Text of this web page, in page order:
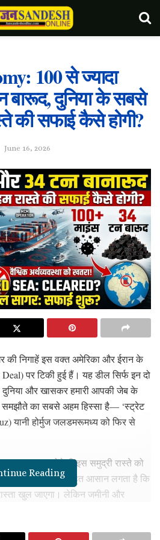
100 से ज्यादा
बारूद, दुनिया के सबसे
की सफाई कैसे होगी?
June 16, 2026
की निगाहें इस वक्त अमेरिका और ईरान के
Deal) पर टिकी हुई हैं। यह डील सिर्फ इन दो
दुनिया और खासकर हमारी आपकी जेब के
का सबसे अहम हिस्सा है— ‘स्ट्रेट
यानी होर्मुज जलडमरूमध्य को फिर से
पर हस्ताक्षर होते ही इस समुद्री रास्ते को
सुनने में यह बहुत आसान लगता है कि
खुल जाएगा। लेकिन जमीनी और
Reading